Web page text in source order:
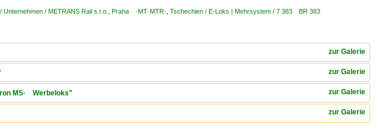
Unternehmen / METRANS Rail s.r.o., Praha ·MT·MTR· Tschechien / E-Loks | Mehrsystem / 7 383 BR 383
zur Galerie
zur Galerie
zur Galerie
MS· Werbeloks"
zur Galerie